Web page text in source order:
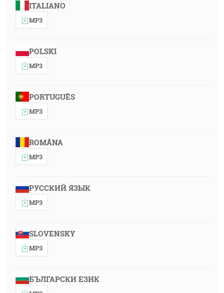
ITALIANO
MP3
POLSKI
MP3
PORTUGUÊS
MP3
ROMÂNA
MP3
РУССКИЙ ЯЗЫК
MP3
SLOVENSKY
MP3
БЪЛГАРСКИ ЕЗИК